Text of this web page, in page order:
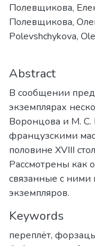
Полевщикова,
Полевщикова,
Polevshchykova,
Abstract
В сообщении
экземплярах
Воронцова и М. С.
французскими
половине XVIII
Рассмотрены как
связанные с
экземпляров.
Keywords
переплёт,